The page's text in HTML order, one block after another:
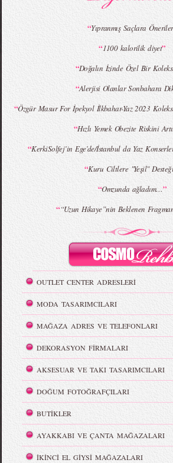
MBFWI - Giray Sepin 2015 Yaz Koleksiyonu MBFWI -
“Yıpranmış Saçlara Öneriler
“1100 kalorilik diyet”
“Doğalın İzinde Özel Bir
“Alerjisi Olanlar Sonbahara
“Özgür Masur For İpekyol İlkbahar-Yaz 2023
“Hızlı Yemek Obezite Riskini
“KerkiSolfej’in Ege’de/İstanbul da Yaz
“Kuru Ciltlere "Yeşil"
“Omzunda ağladım…”
““Uzun Hikaye”nin Beklenen
OUTLET CENTER ADRESLERİ
MODA TASARIMCILARI
MAĞAZA ADRES VE TELEFONLARI
DEKORASYON FİRMALARI
AKSESUAR VE TAKI TASARIMCILARI
DOĞUM FOTOĞRAFÇILARI
BUTİKLER
AYAKKABI VE ÇANTA MAĞAZALARI
İKİNCİ EL GİYSİ MAĞAZALARI